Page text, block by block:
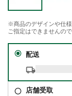
※商品のデザインや仕様
ご指定はできませんの
配送
店舗受取